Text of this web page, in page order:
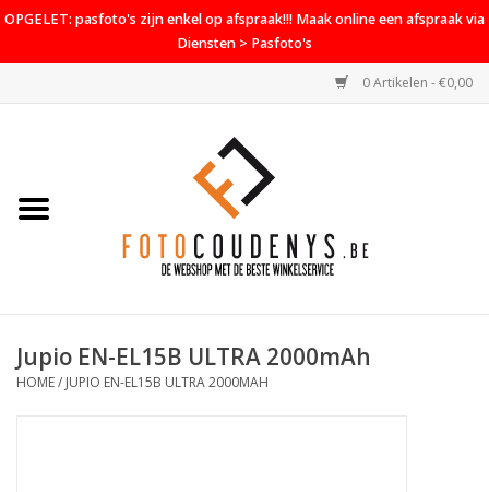
OPGELET: pasfoto's zijn enkel op afspraak!!! Maak online een afspraak via
Diensten > Pasfoto's
0 Artikelen - €0,00
Home
PROMO
Jupio EN-EL15B ULTRA 2000mAh
HOME/ JUPIO EN-EL15B ULTRA 2000MAH